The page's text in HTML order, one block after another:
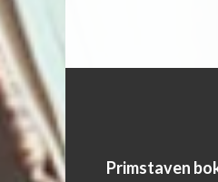
Primstaven